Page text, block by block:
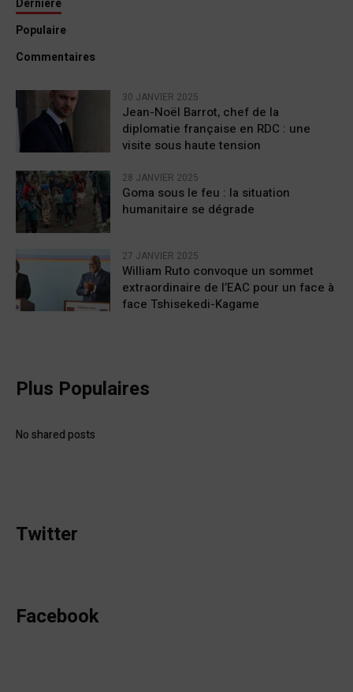
Dernière
Populaire
Commentaires
30 JANVIER 2025
Jean-Noël Barrot, chef de la
diplomatie française en RDC : une
visite sous haute tension
28 JANVIER 2025
Goma sous le feu : la situation
humanitaire se dégrade
27 JANVIER 2025
William Ruto convoque un sommet
extraordinaire de l’EAC pour un face à
face Tshisekedi-Kagame
Plus Populaires
No shared posts
Twitter
Facebook